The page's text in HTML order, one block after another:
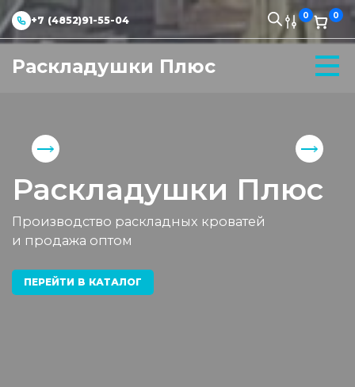
+7 (4852)91-55-04 0 0
Раскладушки Плюс
Раскладушки Плюс
Производство раскладных кроватей
и продажа оптом
ПЕРЕЙТИ В КАТАЛОГ